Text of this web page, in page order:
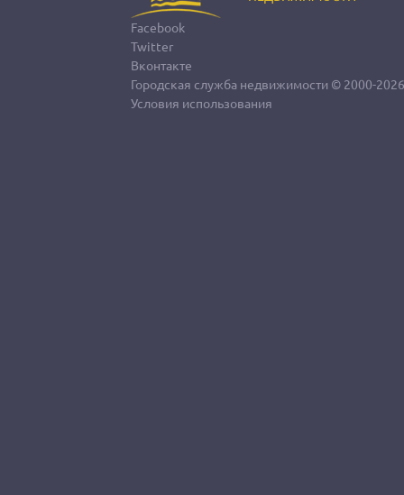
Facebook
Twitter
Вконтакте
Городская служба недвижимости © 2000-2026
Условия использования